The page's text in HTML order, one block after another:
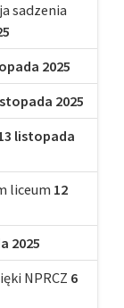
sadzenia
2025
2025
listopada
liceum 12
2025
NPRCZ 6